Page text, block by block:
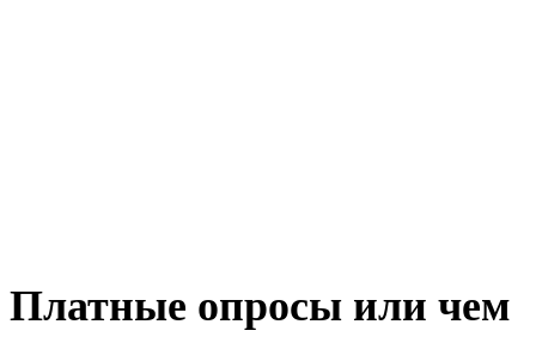
Платные опросы или чем